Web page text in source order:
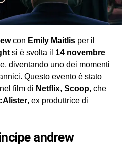
con Emily Maitlisper il
si è svolta il 14 novembre
diventando uno dei momenti
Questo evento è stato
film di Netflix, Scoop, che
, ex produttrice di
andrew